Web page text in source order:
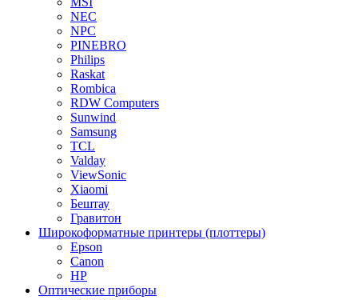
NEC
NPC
PINEBRO
Philips
Raskat
Rombica
RDW Computers
Sunwind
Samsung
TCL
Valday
ViewSonic
Xiaomi
Бештау
Гравитон
Широкоформатные принтеры (плоттеры)
Epson
Canon
HP
Оптические приборы